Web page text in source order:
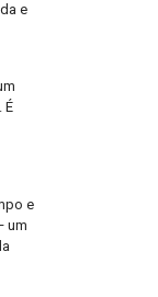
e
É
e
um